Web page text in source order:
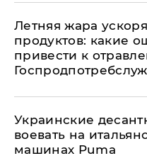
Летняя жара
продуктов: какие
привести к
Украинские
воевать на
машинах Puma